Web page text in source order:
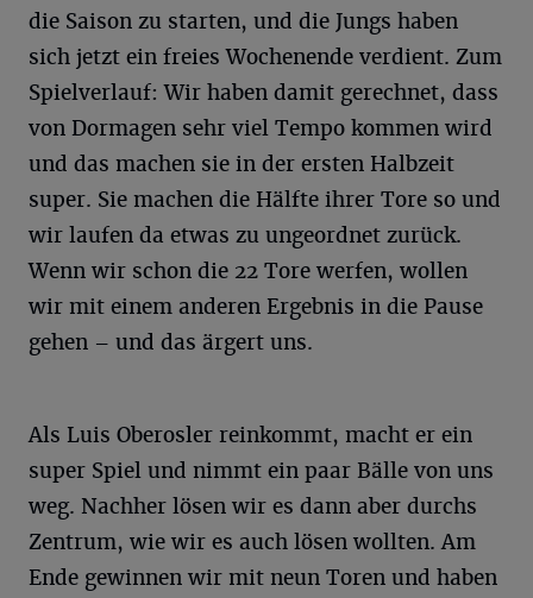
die Saison zu starten, und die Jungs haben
sich jetzt ein freies Wochenende verdient. Zum
Spielverlauf: Wir haben damit gerechnet, dass
von Dormagen sehr viel Tempo kommen wird
und das machen sie in der ersten Halbzeit
super. Sie machen die Hälfte ihrer Tore so und
wir laufen da etwas zu ungeordnet zurück.
Wenn wir schon die 22 Tore werfen, wollen
wir mit einem anderen Ergebnis in die Pause
gehen – und das ärgert uns.
Als Luis Oberosler reinkommt, macht er ein
super Spiel und nimmt ein paar Bälle von uns
weg. Nachher lösen wir es dann aber durchs
Zentrum, wie wir es auch lösen wollten. Am
Ende gewinnen wir mit neun Toren und haben